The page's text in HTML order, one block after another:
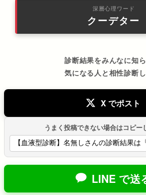
深層心理ワード
クーデター
診断結果をみんなに知
気になる人と相性診断
X でポスト
うまく投稿できない場合はコピー
LINE で送